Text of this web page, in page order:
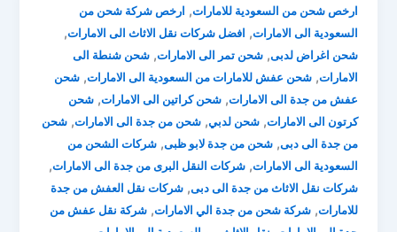
ارخص شحن من السعودية للامارات, ارخص شركة شحن من
السعودية الى الامارات, افضل شركات نقل الاثاث الى الامارات,
شحن اغراض لدبى,شحن تمر الى الامارات,شحن شنطة الى
الامارات,شحن عفش للامارات من السعودية الى الامارات,شحن
عفش من جدة الى الامارات,شحن كراتين الى الامارات,شحن
كرتون الى الامارات,شحن لدبي,شحن من جدة الى الامارات,شحن
من جدة الى دبى,شحن من جدة لابو ظبى,شركات الشحن من
السعودية الى الامارات,شركات النقل البرى من جدة الى الامارات,
شركات نقل الاثاث من جدة الى دبى,شركات نقل العفش من جدة
للامارات,شركة شحن من جدة الي الامارات,شركة نقل عفش من